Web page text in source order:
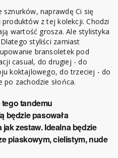
sznurków, naprawdę Ci się
z tej kolekcji. Chodzi
wartość grosza. Ale stylistyka
styliści zamiast
bransoletek pod
casual, do drugiej - do
koktajlowego, do trzeciej - do
zachodzie słońca.
tego tandemu
będzie pasowała
zestaw. Idealna będzie
piaskowym, cielistym, nude